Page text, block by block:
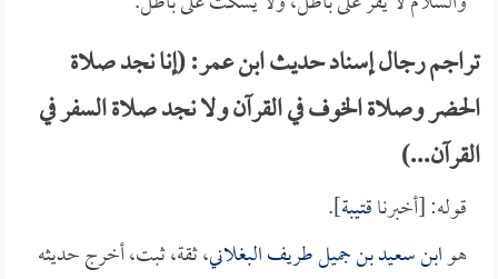
تراجم رجال إسناد حديث ابن عمر: (إنا نجد صلاة
الحضر وصلاة الخوف في القرآن ولا نجد صلاة السفر في
القرآن...)
قوله: [أخبرناقتيبة].
هوابن سعيد بن جميل طريف البغلاني، ثقة، ثبت، أخرج حديثه